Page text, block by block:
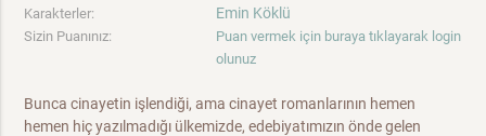
Karakterler: Emin Köklü
Sizin Puanınız:
Puan vermek için buraya tıklayarak login
olunuz
Bunca cinayetin işlendiği, ama cinayet romanlarının hemen
hemen hiç yazılmadığı ülkemizde, edebiyatımızın önde gelen